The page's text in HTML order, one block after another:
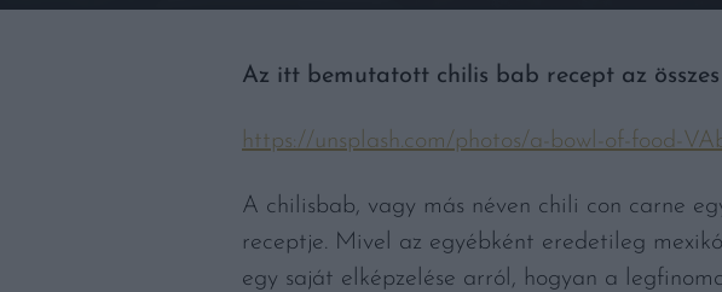
Az itt bemutatott chilis bab recept az
https://unsplash.com/photos/a-bowl-of-food-
A chilisbab, vagy más néven chili con carne
receptje. Mivel az egyébként eredetileg
egy saját elképzelése arról, hogyan a